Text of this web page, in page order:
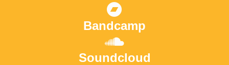
Bandcamp
Soundcloud